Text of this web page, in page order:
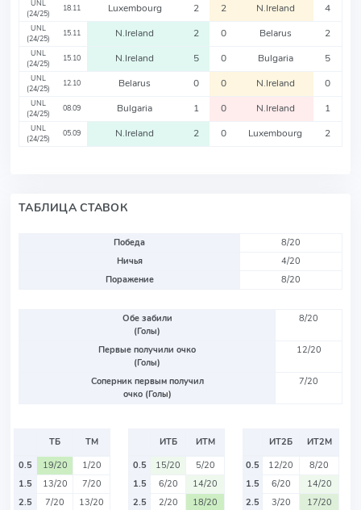
UNL
(24/25)
18.11 Luxembourg 2 2 N.Ireland 4
UNL
(24/25)
15.11 N.Ireland 2 0 Belarus 2
UNL
(24/25)
15.10 N.Ireland 5 0 Bulgaria 5
UNL
(24/25)
12.10 Belarus 0 0 N.Ireland 0
UNL
(24/25)
08.09 Bulgaria 1 0 N.Ireland 1
UNL
(24/25)
05.09 N.Ireland 2 0 Luxembourg 2
ТАБЛИЦА СТАВОК
Победа
8/20
Ничья
4/20
Поражение
8/20
Обе забили
(Голы)
8/20
Первые получили очко
(Голы)
12/20
Соперник первым получил
очко (Голы)
7/20
ТБ
ТМ
0.5
19/20
1/20
1.5
13/20
7/20
2.5
7/20
13/20
ИТБ
ИТМ
0.5
15/20
5/20
1.5
6/20
14/20
2.5
2/20
18/20
ИТ2Б
ИТ2М
0.5
12/20
8/20
1.5
6/20
14/20
2.5
3/20
17/20